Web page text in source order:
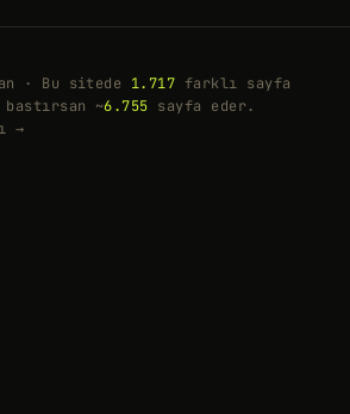
· Bu sitede 1.717 farklı sayfa
~6.755 sayfa eder.
→